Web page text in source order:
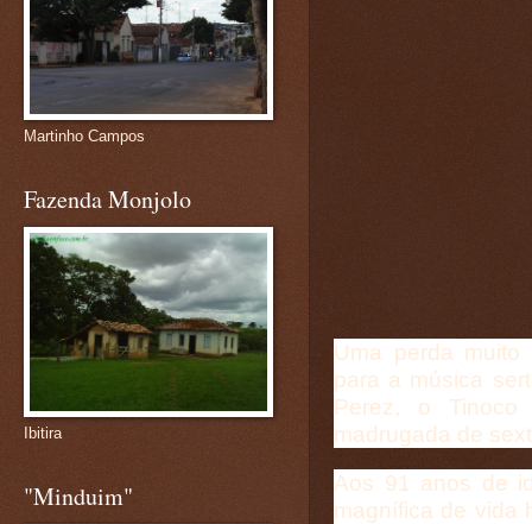
Uma perda
para a música
Perez, o
madrugada de
Aos 91 anos de
magnífica de vida
Martinho Campos
Fazenda Monjolo
Ibitira
"Minduim"